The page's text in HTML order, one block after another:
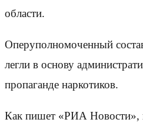
области.
Оперуполномоченный
легли в основу
пропаганде наркотиков.
Как пишет «РИА Новости»,